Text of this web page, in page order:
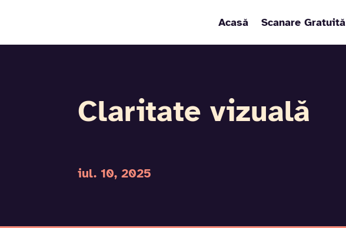
Acasă Scanare Gratuită
Claritate vizuală
iul. 10, 2025